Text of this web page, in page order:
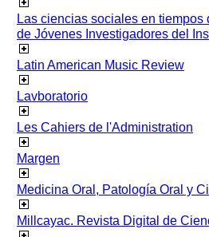
Las ciencias sociales en
de Jóvenes Investigadores del
Latin American Music Review
Lavboratorio
Les Cahiers de l'Administration
Margen
Medicina Oral, Patología Oral y
Millcayac. Revista Digital de